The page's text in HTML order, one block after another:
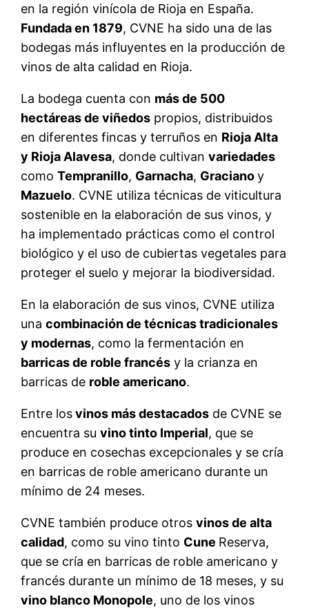
en la región vinícola de Rioja en España.
Fundada en 1879, CVNE ha sido una de las
bodegas más influyentes en la producción de
vinos de alta calidad en Rioja.
La bodega cuenta con más de 500
hectáreas de viñedos propios, distribuidos
en diferentes fincas y terruños en Rioja Alta
y Rioja Alavesa, donde cultivanvariedades
comoTempranillo, Garnacha, Gracianoy
Mazuelo. CVNE utiliza técnicas de viticultura
sostenible en la elaboración de sus vinos, y
ha implementado prácticas como el control
biológico y el uso de cubiertas vegetales para
proteger el suelo y mejorar la biodiversidad.
En la elaboración de sus vinos, CVNE utiliza
unacombinación de técnicas tradicionales
y modernas, como la fermentación en
barricas de roble francés y la crianza en
barricas de roble americano.
Entre losvinos más destacados de CVNE se
encuentra suvino tinto Imperial, que se
produce en cosechas excepcionales y se cría
en barricas de roble americano durante un
mínimo de 24 meses.
CVNE también produce otrosvinos de alta
calidad, como su vino tinto Cune Reserva,
que se cría en barricas de roble americano y
francés durante un mínimo de 18 meses, y su
vino blanco Monopole, uno de los vinos